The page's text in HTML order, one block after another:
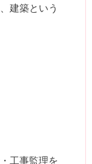
建築という
工事監理を